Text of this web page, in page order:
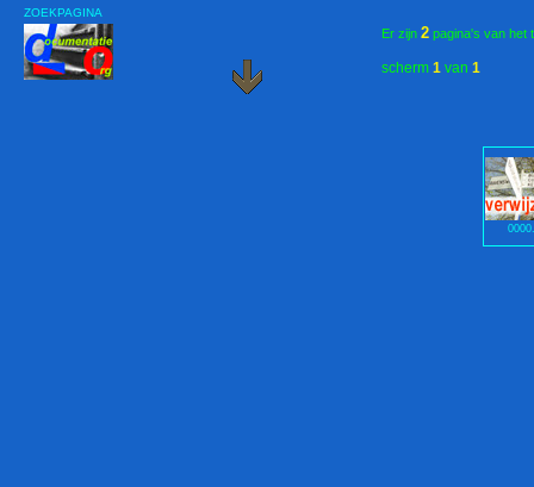
ZOEKPAGINA
Er zijn 2 pagina's van het
scherm 1 van 1